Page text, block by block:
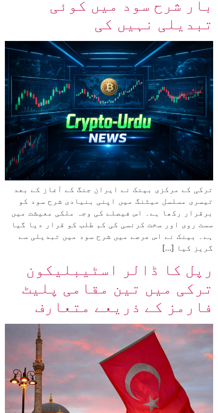
بار شرح سود میں کوئی
تبدیلی نہیں کی
ترکی کے مرکزی بینک نے ایران جنگ کے آغاز کے بعد
تیسری مسلسل میٹنگ میں اپنی بنیادی شرح سود کو
برقرار رکھا ہے۔ اس فیصلے کی وجہ ملکی معیشت میں
سست روی اور سخت کرنسی کی کم طلب کو قرار دیا گیا
ہے۔ بینک نے اس عرصے میں شرح سود میں تبدیلی سے
گریز کیا […]
رپل کا ڈالر اسٹیبلیکون
ترکی میں تین مقامی پلیٹ
فارمز کے ذریعے متعارف